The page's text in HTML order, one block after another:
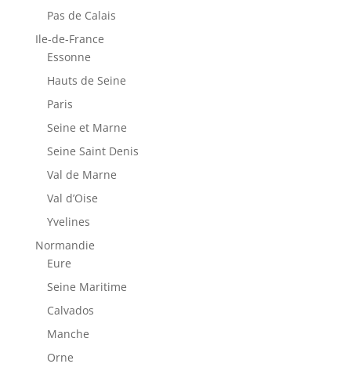
Pas de Calais
Ile-de-France
Essonne
Hauts de Seine
Paris
Seine et Marne
Seine Saint Denis
Val de Marne
Val d’Oise
Yvelines
Normandie
Eure
Seine Maritime
Calvados
Manche
Orne